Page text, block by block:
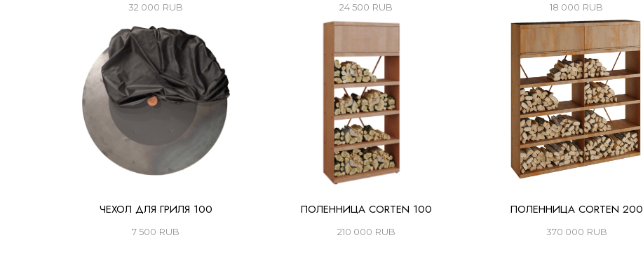
32 000 RUB 24 500 RUB 18 000 RUB
ЧЕХОЛ ДЛЯ ГРИЛЯ 100
7 500 RUB
ПОЛЕННИЦА CORTEN 100
210 000 RUB
ПОЛЕННИЦА CORTEN 200
370 000 RUB